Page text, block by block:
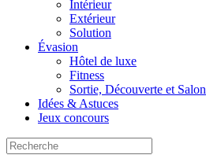
Intérieur
Extérieur
Solution
Évasion
Hôtel de luxe
Fitness
Sortie, Découverte et Salon
Idées & Astuces
Jeux concours